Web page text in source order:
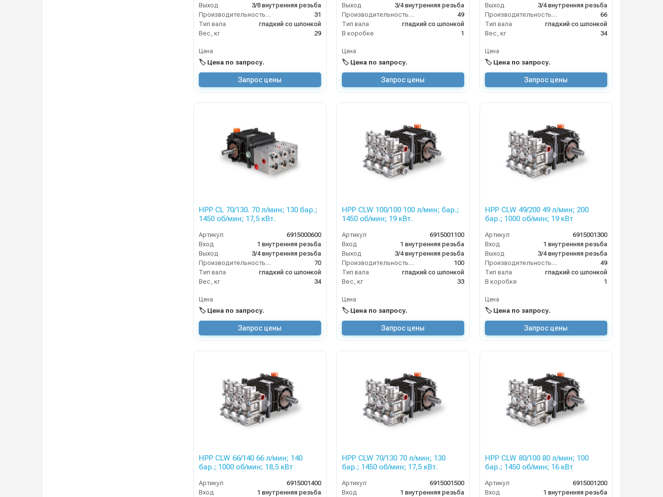
Выход
3/8 внутренняя резьба
Производительность (л/мин)
31
Тип вала
гладкий со шпонкой
Вес, кг
29
Цена
🏷️ Цена по запросу.
Запрос цены
Выход
3/4 внутренняя резьба
Производительность (л/мин)
49
Тип вала
гладкий со шпонкой
В коробке
1
Цена
🏷️ Цена по запросу.
Запрос цены
Выход
3/4 внутренняя резьба
Производительность (л/мин)
66
Тип вала
гладкий со шпонкой
Вес, кг
34
Цена
🏷️ Цена по запросу.
Запрос цены
HPP CL 70/130. 70 л/мин; 130 бар.;
1450 об/мин; 17,5 кВт.
Артикул
6915000600
Вход
1 внутренняя резьба
Выход
3/4 внутренняя резьба
Производительность (л/мин)
70
Тип вала
гладкий со шпонкой
Вес, кг
34
Цена
🏷️ Цена по запросу.
Запрос цены
HPP CLW 100/100 100 л/мин; бар.;
1450 об/мин; 19 кВт.
Артикул
6915001100
Вход
1 внутренняя резьба
Выход
3/4 внутренняя резьба
Производительность (л/мин)
100
Тип вала
гладкий со шпонкой
Вес, кг
33
Цена
🏷️ Цена по запросу.
Запрос цены
HPP CLW 49/200 49 л/мин; 200
бар.; 1000 об/мин; 19 кВт
Артикул
6915001300
Вход
1 внутренняя резьба
Выход
3/4 внутренняя резьба
Производительность (л/мин)
49
Тип вала
гладкий со шпонкой
В коробке
1
Цена
🏷️ Цена по запросу.
Запрос цены
HPP CLW 66/140 66 л/мин; 140
бар.; 1000 об/мин; 18,5 кВт
Артикул
6915001400
Вход
1 внутренняя резьба
HPP CLW 70/130 70 л/мин; 130
бар.; 1450 об/мин; 17,5 кВт.
Артикул
6915001500
Вход
1 внутренняя резьба
HPP CLW 80/100 80 л/мин; 100
бар.; 1450 об/мин; 16 кВт
Артикул
6915001200
Вход
1 внутренняя резьба